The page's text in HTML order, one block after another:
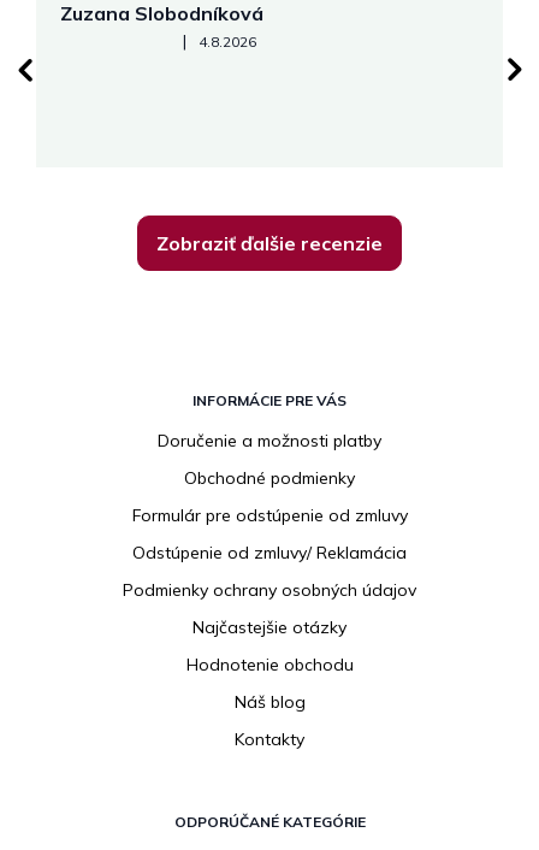
Zuzana Slobodníková
Hodnotenie obchodu je 5 z 5 hviezdičiek.
| 4.8.2026
Zobraziť ďalšie recenzie
INFORMÁCIE PRE VÁS
Doručenie a možnosti platby
Obchodné podmienky
Formulár pre odstúpenie od zmluvy
Odstúpenie od zmluvy/ Reklamácia
Podmienky ochrany osobných údajov
Najčastejšie otázky
Hodnotenie obchodu
Náš blog
Kontakty
ODPORÚČANÉ KATEGÓRIE